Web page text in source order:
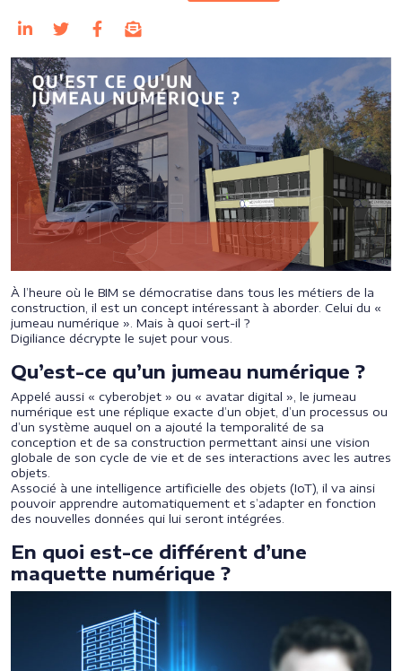
À l’heure où le BIM se démocratise dans tous les métiers de la
construction, il est un concept intéressant à aborder. Celui du «
jumeau numérique ». Mais à quoi sert-il ?
Digiliance décrypte le sujet pour vous.
Qu’est-ce qu’un jumeau numérique ?
Appelé aussi « cyberobjet » ou « avatar digital », le jumeau
numérique est une réplique exacte d’un objet, d’un processus ou
d’un système auquel on a ajouté la temporalité de sa
conception et de sa construction permettant ainsi une vision
globale de son cycle de vie et de ses interactions avec les autres
objets.
Associé à une intelligence artificielle des objets (IoT), il va ainsi
pouvoir apprendre automatiquement et s’adapter en fonction
des nouvelles données qui lui seront intégrées.
En quoi est-ce différent d’une
maquette numérique ?